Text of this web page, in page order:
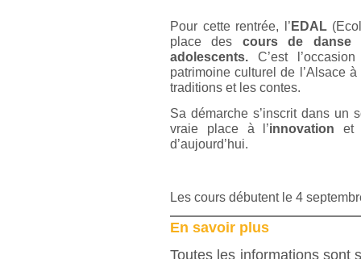
Pour cette rentrée, l’EDAL
place des cours de danse
adolescents. C’est
patrimoine culturel de l’Alsace
traditions et les contes.
Sa démarche s’inscrit dans un
vraie place à l’innovation
et
d’aujourd’hui.
Les cours débutent le 4
En savoir plus
Toutes les informations sont